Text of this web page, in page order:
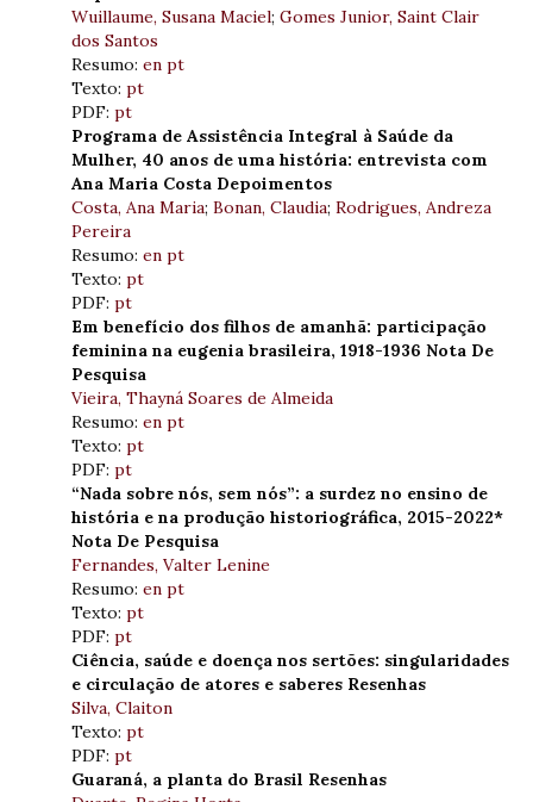
Wuillaume, Susana Maciel; Gomes Junior, Saint Clair
dos Santos
Resumo: en pt
Texto: pt
PDF: pt
Programa de Assistência Integral à Saúde da
Mulher, 40 anos de uma história: entrevista com
Ana Maria Costa Depoimentos
Costa, Ana Maria; Bonan, Claudia; Rodrigues, Andreza
Pereira
Resumo: en pt
Texto: pt
PDF: pt
Em benefício dos filhos de amanhã: participação
feminina na eugenia brasileira, 1918-1936 Nota De
Pesquisa
Vieira, Thayná Soares de Almeida
Resumo: en pt
Texto: pt
PDF: pt
“Nada sobre nós, sem nós”: a surdez no ensino de
história e na produção historiográfica, 2015-2022*
Nota De Pesquisa
Fernandes, Valter Lenine
Resumo: en pt
Texto: pt
PDF: pt
Ciência, saúde e doença nos sertões: singularidades
e circulação de atores e saberes Resenhas
Silva, Claiton
Texto: pt
PDF: pt
Guaraná, a planta do Brasil Resenhas